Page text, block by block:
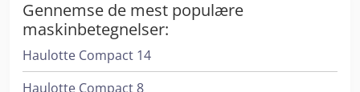
Gennemse de mest populære
maskinbetegnelser:
Haulotte Compact 14
Haulotte Compact 8